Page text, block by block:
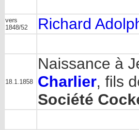
vers
1848/52
Richard
18.1.1858
Naissance à
Charlier, fils
Société